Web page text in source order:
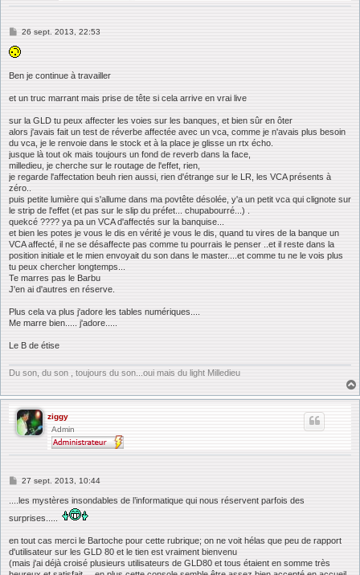
M
s
s
g
26 sept. 2013, 22:53
Ben je continue à travailler
et un truc marrant mais prise de tête si cela arrive en vrai live
sur la GLD tu peux affecter les voies sur les banques, et bien sûr en ôter
alors j'avais fait un test de réverbe affectée avec un vca, comme je n'avais plus besoin
du vca, je le renvoie dans le stock et à la place je glisse un rtx écho.
jusque là tout ok mais toujours un fond de reverb dans la face,
milledieu, je cherche sur le routage de l'effet, rien,
je regarde l'affectation beuh rien aussi, rien d'étrange sur le LR, les VCA présents à
zéro..
puis petite lumière qui s'allume dans ma povtête désolée, y'a un petit vca qui clignote sur
le strip de l'effet (et pas sur le slip du préfet... chupabourré...) .
quekcé ???? ya pa un VCA d'affectés sur la banquise...
et bien les potes je vous le dis en vérité je vous le dis, quand tu vires de la banque un
VCA affecté, il ne se désaffecte pas comme tu pourrais le penser ..et il reste dans la
position initiale et le mien envoyait du son dans le master....et comme tu ne le vois plus
tu peux chercher longtemps...
Te marres pas le Barbu
J'en ai d'autres en réserve.
Plus cela va plus j'adore les tables numériques....
Me marre bien..... j'adore.....
Le B de étise
Du son, du son , toujours du son...oui mais du light Milledieu
ziggy
Admin
M
s
a
e
27 sept. 2013, 10:44
....les mystères insondables de l’informatique qui nous réservent parfois des
surprises.....
en tout cas merci le Bartoche pour cette rubrique; on ne voit hélas que peu de rapport
d'utilisateur sur les GLD 80 et le tien est vraiment bienvenu
(mais j'ai déjà croisé plusieurs utilisateurs de GLD80 et tous étaient en somme très